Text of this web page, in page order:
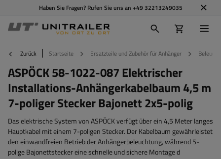
Haben Sie Fragen? Rufen Sie uns an +49 32213249035
Zurück Startseite Ersatzteile und Zubehör für Anhänger
ASPÖCK 58-1022-087 Elektrischer
Installations-Anhängerkabelbaum 4,5 m
7-poliger Stecker Bajonett 2x5-polig
Das elektrische System von ASPÖCK verfügt über ein 4,5 Meter langes
Hauptkabel mit einem 7-poligen Stecker. Der Kabelbaum gewährleistet
den einwandfreien Betrieb der Anhängerbeleuchtung, während 5-
polige Bajonettstecker eine schnelle und sichere Montage d